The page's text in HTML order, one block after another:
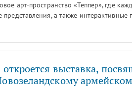
арт-пространство «Теппер», где
представления, а также
выставка,